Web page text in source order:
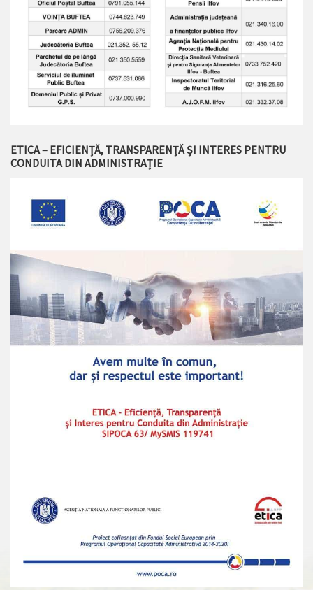
ETICA – EFICIENȚĂ, TRANSPARENȚĂ ȘI INTERES PENTRU
CONDUITA DIN ADMINISTRAȚIE